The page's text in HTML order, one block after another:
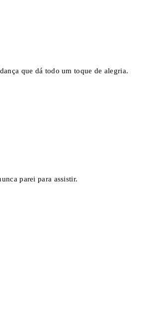
que dá todo um toque de alegria.
parei para assistir.